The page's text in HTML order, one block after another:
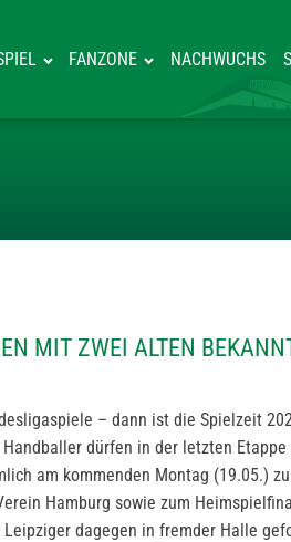
FANZONE NACHWUCHS
MIT ZWEI ALTEN
– dann ist die Spielzeit
Handballer dürfen in der letzten
am kommenden Montag (19.05.)
Hamburg sowie zum
dagegen in fremder Halle